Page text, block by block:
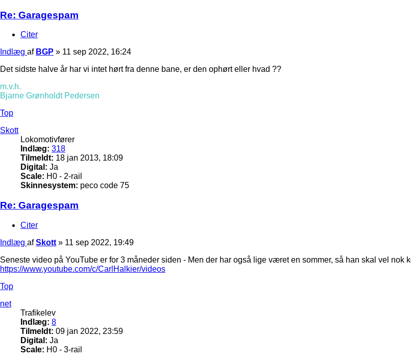
Re: Garagespam
Citer
Indlæg af BGP » 11 sep 2022, 16:24
Det sidste halve år har vi intet hørt fra denne bane, er den ophørt eller hvad ??
m.v.h.
Bjarne Grønholdt Pedersen
Top
Skott
Lokomotivfører
Indlæg: 318
Tilmeldt: 18 jan 2013, 18:09
Digital: Ja
Scale: H0 - 2-rail
Skinnesystem: peco code 75
Re: Garagespam
Citer
Indlæg afSkott » 11 sep 2022, 19:49
Seneste video på YouTube er for 3 måneder siden - Men der har også lige været en sommer, så han skal vel nok
https://www.youtube.com/c/CarlHalkier/videos
Top
net
Trafikelev
Indlæg: 8
Tilmeldt: 09 jan 2022, 23:59
Digital: Ja
Scale: H0 - 3-rail